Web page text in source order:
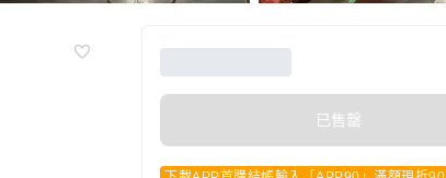
已售罄